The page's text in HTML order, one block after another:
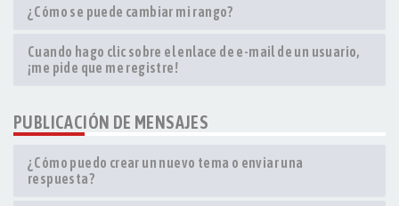
¿Cómo se puede cambiar mi rango?
Cuando hago clic sobre el enlace de e-mail de un usuario,
¡me pide que me registre!
PUBLICACIÓN DE MENSAJES
¿Cómo puedo crear un nuevo tema o enviar una
respuesta?